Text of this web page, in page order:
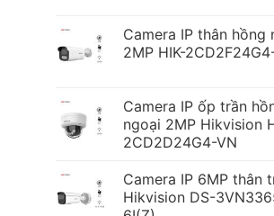
Camera IP thân hồng
2MP HIK-
Camera IP ốp trần
ngoại 2MP Hikvision
2CD2D24G4-VN
Camera IP 6MP thân
Hikvision DS-